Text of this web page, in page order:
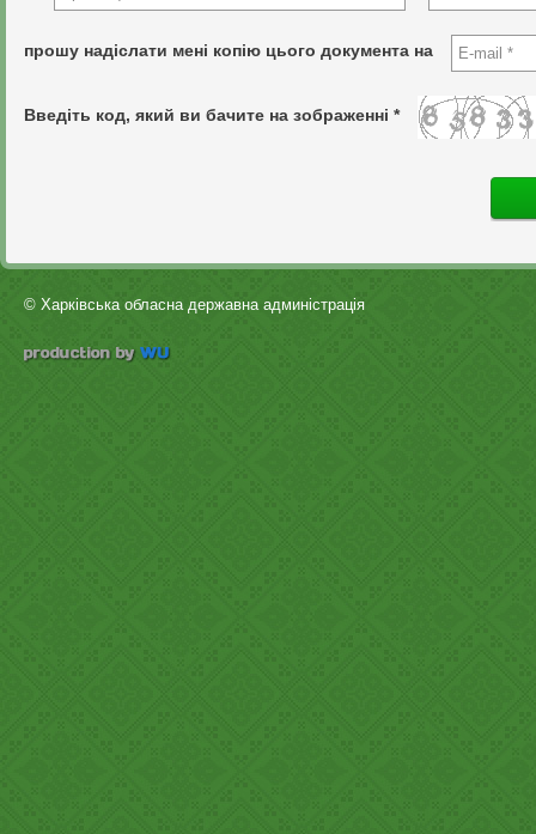
прошу надіслати мені копію цього документа на
Введіть код, який ви бачите на зображенні *
© Харківська обласна державна админістрація